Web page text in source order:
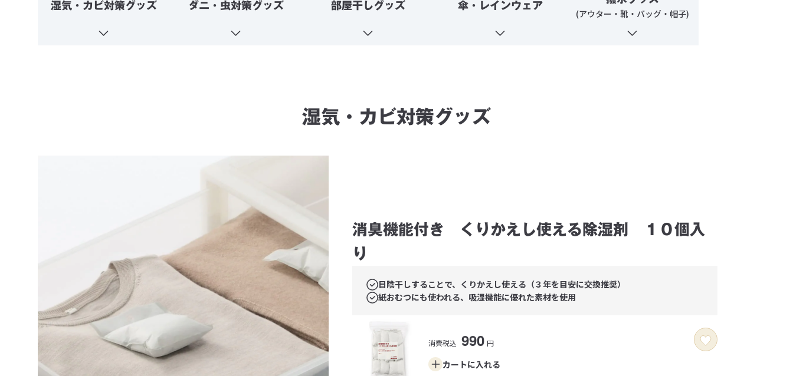
湿気・カビ対策グッズ ダニ・虫対策グッズ 部屋干しグッズ 傘・レインウェア
(アウター・靴・バッグ・帽子)
湿気・カビ対策グッズ
消臭機能付き くりかえし使える除湿剤 １０個入
り
日陰干しすることで、くりかえし使える（３年を目安に交換推奨）
紙おむつにも使われる、吸湿機能に優れた素材を使用
消費税込 990 円
カートに入れる